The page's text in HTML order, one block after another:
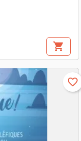
shopping_cart
favorite_border